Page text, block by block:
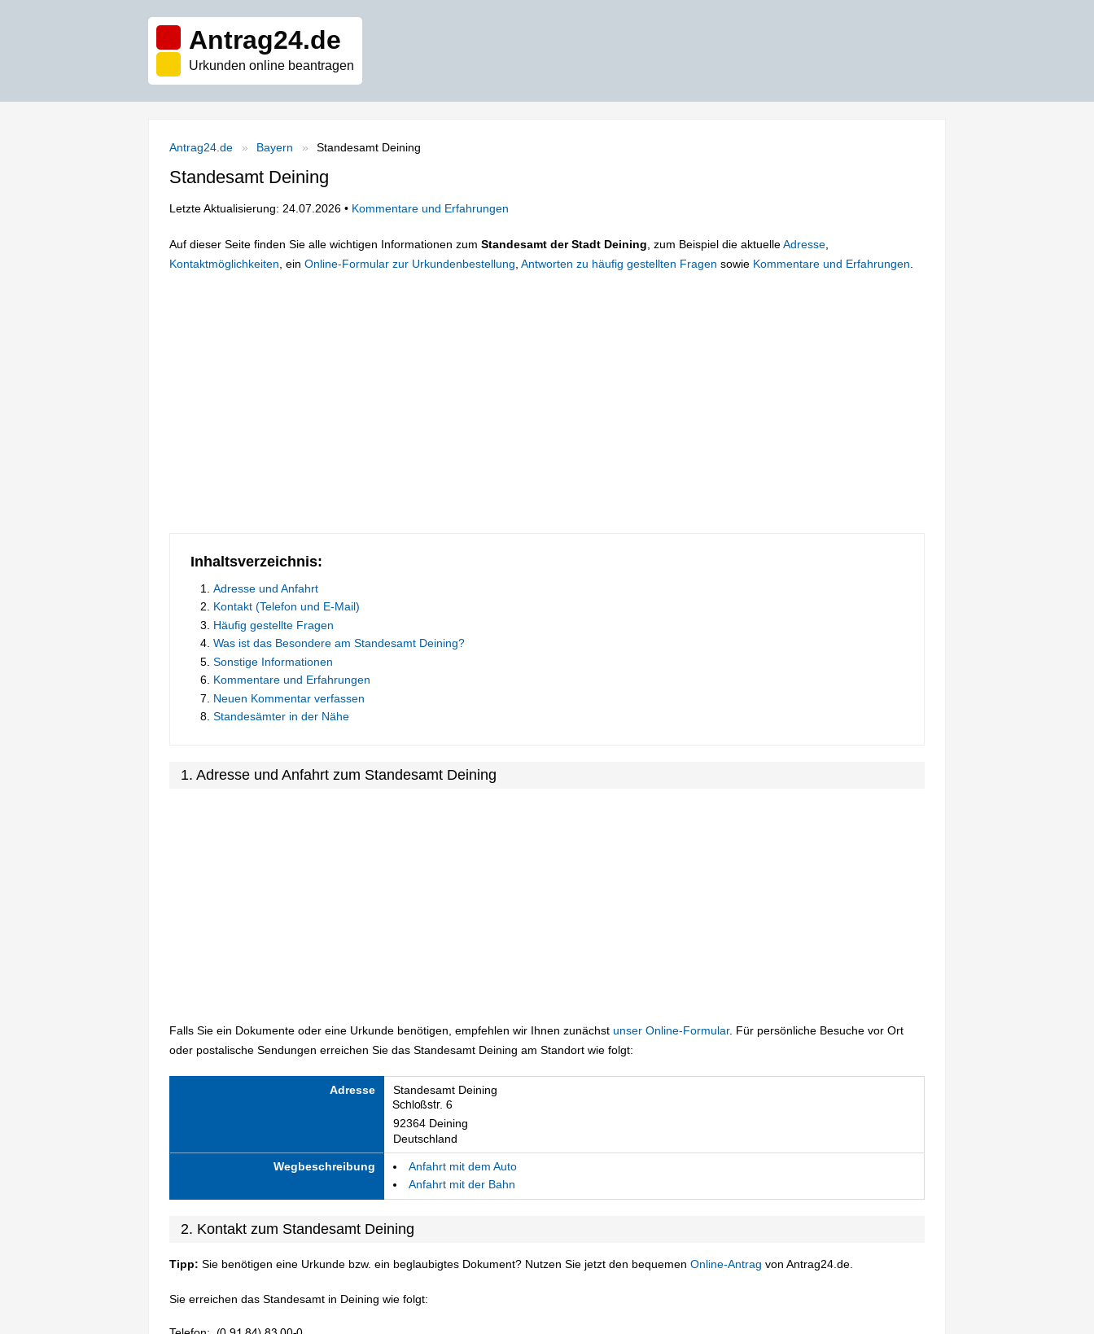
Antrag24.de
Urkunden online beantragen
Antrag24.de Bayern Standesamt Deining
Standesamt Deining
Letzte Aktualisierung: 24.07.2026 • Kommentare und Erfahrungen
Auf dieser Seite finden Sie alle wichtigen Informationen zum Standesamt der Stadt Deining , zum Beispiel die aktuelleAdresse
Kontaktmöglichkeiten , ein Online-Formular zur Urkundenbestellung Antworten zu häufig gestellten Fragen sowie Kommentare und Erfahrungen
Inhaltsverzeichnis:
Adresse und Anfahrt
Kontakt (Telefon und E-Mail)
Häufig gestellte Fragen
Was ist das Besondere am Standesamt Deining?
Sonstige Informationen
Kommentare und Erfahrungen
Neuen Kommentar verfassen
Standesämter in der Nähe
1. Adresse und Anfahrt zum Standesamt Deining
Falls Sie ein Dokumente oder eine Urkunde benötigen, empfehlen wir Ihnen zunächst unser Online-Formular. Für persönliche Besuche vor Ort
oder postalische Sendungen erreichen Sie das Standesamt Deining am Standort wie folgt:
Adresse Standesamt Deining
92364 Deining
Deutschland
Wegbeschreibung
Anfahrt mit dem Auto
Anfahrt mit der Bahn
2. Kontakt zum Standesamt Deining
Tipp: Sie benötigen eine Urkunde bzw. ein beglaubigtes Dokument? Nutzen Sie jetzt den bequemen Online-Antrag von Antrag24.de.
Sie erreichen das Standesamt in Deining wie folgt: